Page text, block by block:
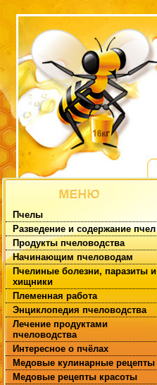
Пчелы
Разведение и содержание пчел
Продукты пчеловодства
Начинающим пчеловодам
Пчелиные болезни, паразиты и
хищники
Племенная работа
Энциклопедия пчеловодства
Лечение продуктами
пчеловодства
Интересное о пчёлах
Медовые кулинарные рецепты
Медовые рецепты красоты